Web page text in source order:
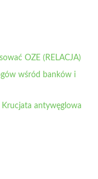
OZE (RELACJA)
wśród banków i
Krucjata antywęglowa